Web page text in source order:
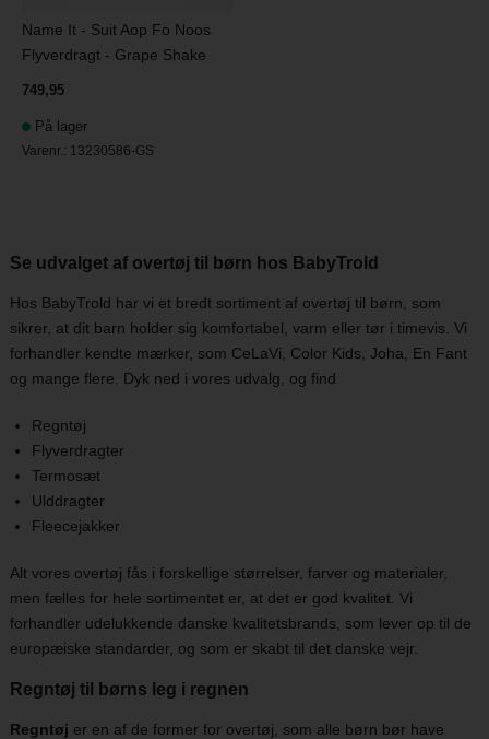
Name It - Suit Aop Fo Noos
Flyverdragt - Grape Shake
749,95
På lager
Varenr.: 13230586-GS
Se udvalget af overtøj til børn hos BabyTrold
Hos BabyTrold har vi et bredt sortiment af overtøj til børn, som
sikrer, at dit barn holder sig komfortabel, varm eller tør i timevis. Vi
forhandler kendte mærker, som CeLaVi, Color Kids, Joha, En Fant
og mange flere. Dyk ned i vores udvalg, og find
Regntøj
Flyverdragter
Termosæt
Ulddragter
Fleecejakker
Alt vores overtøj fås i forskellige størrelser, farver og materialer,
men fælles for hele sortimentet er, at det er god kvalitet. Vi
forhandler udelukkende danske kvalitetsbrands, som lever op til de
europæiske standarder, og som er skabt til det danske vejr.
Regntøj til børns leg i regnen
Regntøj er en af de former for overtøj, som alle børn bør have